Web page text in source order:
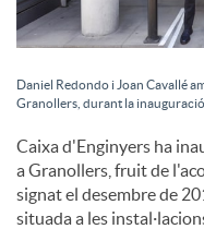
Daniel Redondo i Joan Cavallé
Granollers, durant la inauguració
Caixa d'Enginyers ha
a Granollers, fruit de
signat el desembre de
situada a les